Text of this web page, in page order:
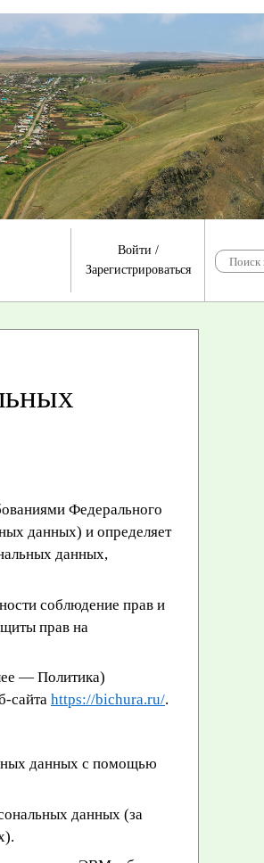
Войти /
Зарегистрироваться
Федерального
данных) и определяет
данных,
соблюдение прав и
прав на
— Политика)
сайта https://bichura.ru/.
данных с помощью
данных (за